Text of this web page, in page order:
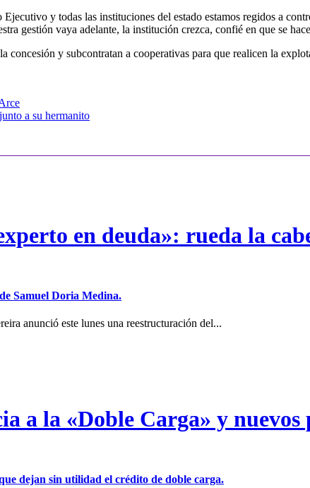
y todas las instituciones del estado estamos regidos a
gestión vaya adelante, la institución crezca, confié en que se
concesión y subcontratan a cooperativas para que realicen la
a su hermanito
en deuda»: rueda la
Samuel Doria Medina.
anunció este lunes una reestructuración del...
a la «Doble Carga» y nuevos
dejan sin utilidad el crédito de doble carga.